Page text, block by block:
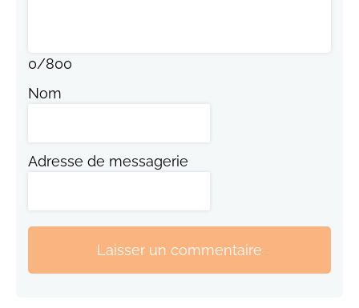
0/800
Nom
Adresse de messagerie
Laisser un commentaire